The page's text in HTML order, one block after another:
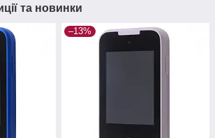
та новинки
–13%